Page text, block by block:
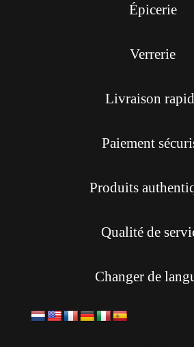
Épicerie
Verrerie
Livraison
Paiement
Produits
Qualité de
Changer de